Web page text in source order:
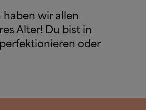
haben wir allen
Alter! Du bist in
oder